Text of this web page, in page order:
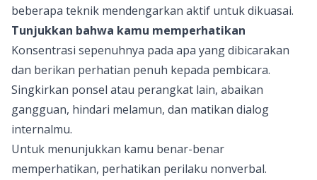
beberapa teknik mendengarkan aktif untuk dikuasai.
Tunjukkan bahwa kamu memperhatikan
Konsentrasi sepenuhnya pada apa yang dibicarakan
dan berikan perhatian penuh kepada pembicara.
Singkirkan ponsel atau perangkat lain, abaikan
gangguan, hindari melamun, dan matikan dialog
internalmu.
Untuk menunjukkan kamu benar-benar
memperhatikan, perhatikan perilaku nonverbal.